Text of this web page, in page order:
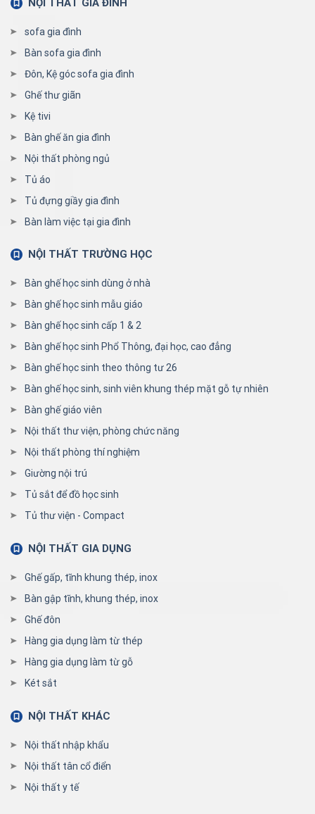
NỘI THẤT GIA ĐÌNH
sofa gia đình
Bàn sofa gia đình
Đôn, Kệ góc sofa gia đình
Ghế thư giãn
Kệ tivi
Bàn ghế ăn gia đình
Nội thất phòng ngủ
Tủ áo
Tủ đựng giầy gia đình
Bàn làm việc tại gia đình
NỘI THẤT TRƯỜNG HỌC
Bàn ghế học sinh dùng ở nhà
Bàn ghế học sinh mẫu giáo
Bàn ghế học sinh cấp 1 & 2
Bàn ghế học sinh Phổ Thông, đại học, cao đẳng
Bàn ghế học sinh theo thông tư 26
Bàn ghế học sinh, sinh viên khung thép mặt gỗ tự nhiên
Bàn ghế giáo viên
Nội thất thư viện, phòng chức năng
Nội thất phòng thí nghiệm
Giường nội trú
Tủ sắt để đồ học sinh
Tủ thư viện - Compact
NỘI THẤT GIA DỤNG
Ghế gấp, tĩnh khung thép, inox
Bàn gập tĩnh, khung thép, inox
Ghế đôn
Hàng gia dụng làm từ thép
Hàng gia dụng làm từ gỗ
Két sắt
NỘI THẤT KHÁC
Nội thất nhập khẩu
Nội thất tân cổ điển
Nội thất y tế